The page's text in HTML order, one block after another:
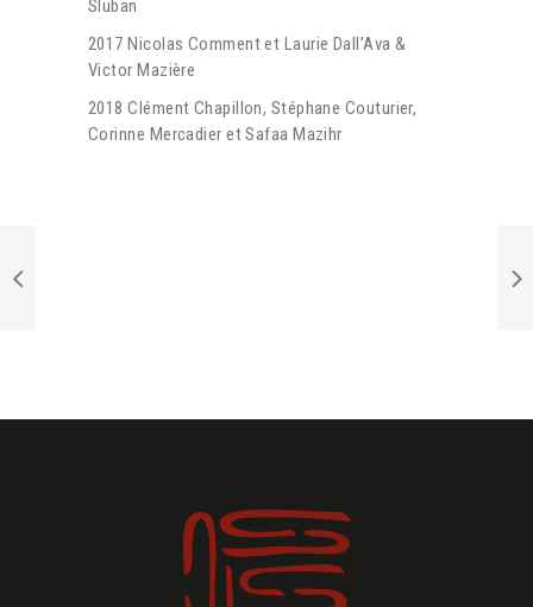
Sluban
2017 Nicolas Comment et Laurie Dall’Ava &
Victor Mazière
2018 Clément Chapillon, Stéphane Couturier,
Corinne Mercadier et Safaa Mazihr